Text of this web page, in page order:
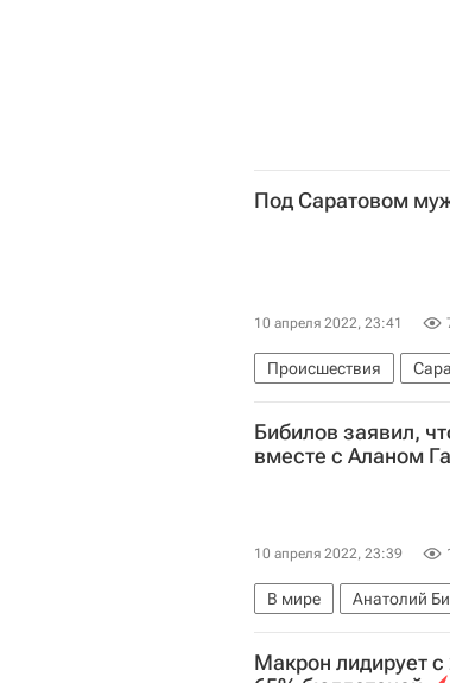
Под Саратовом
10 апреля 2022, 23:41
Происшествия
Бибилов заявил,
вместе с Аланом
10 апреля 2022, 23:39
В мире Анатолий
Выборы в Южной
Макрон лидирует с